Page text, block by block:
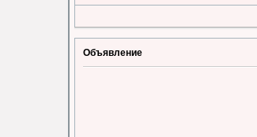
Объявление